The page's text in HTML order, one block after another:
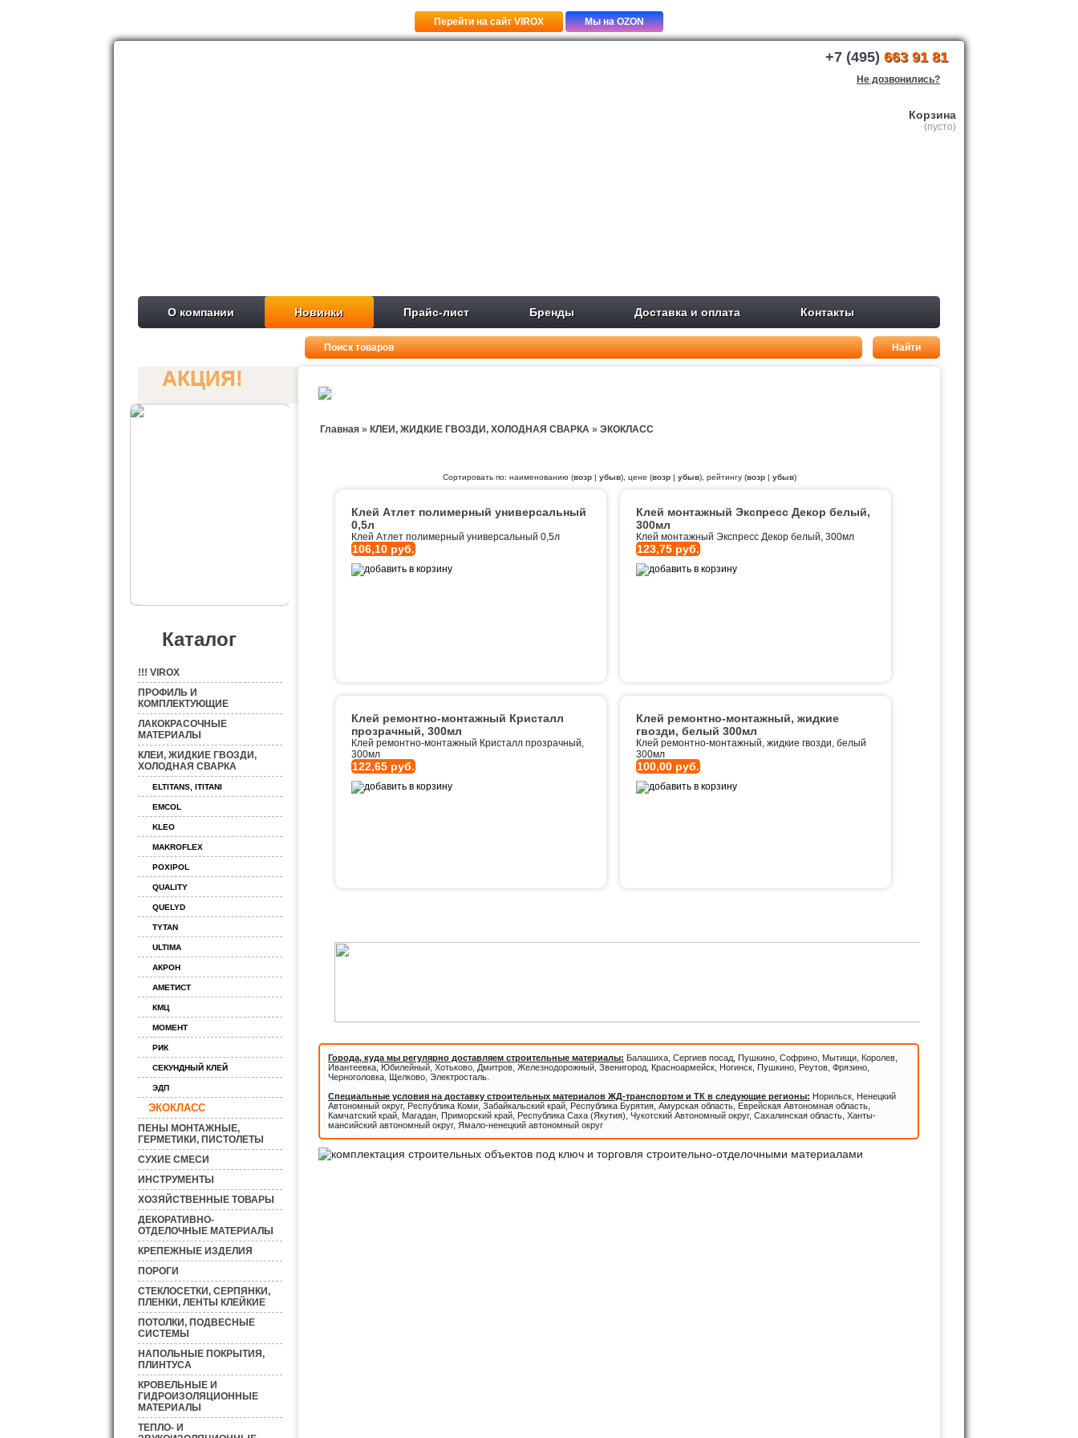
Перейти на сайт VIROX Мы на OZON
+7 (495) 663 91 81
Не дозвонились?
Корзина
(пусто)
О компании Новинки Прайс-лист Бренды Доставка и оплата Контакты
АКЦИЯ!
Каталог
!!! VIROX
ПРОФИЛЬ И
КОМПЛЕКТУЮЩИЕ
ЛАКОКРАСОЧНЫЕ
МАТЕРИАЛЫ
КЛЕИ, ЖИДКИЕ ГВОЗДИ,
ХОЛОДНАЯ СВАРКА
ELTITANS, ITITANI
EMCOL
KLEO
MAKROFLEX
POXIPOL
QUALITY
QUELYD
TYTAN
ULTIMA
АКРОН
АМЕТИСТ
КМЦ
МОМЕНТ
РИК
СЕКУНДНЫЙ КЛЕЙ
ЭДП
ЭКОКЛАСС
ПЕНЫ МОНТАЖНЫЕ,
ГЕРМЕТИКИ, ПИСТОЛЕТЫ
СУХИЕ СМЕСИ
ИНСТРУМЕНТЫ
ХОЗЯЙСТВЕННЫЕ ТОВАРЫ
ДЕКОРАТИВНО-
ОТДЕЛОЧНЫЕ МАТЕРИАЛЫ
КРЕПЕЖНЫЕ ИЗДЕЛИЯ
ПОРОГИ
СТЕКЛОСЕТКИ, СЕРПЯНКИ,
ПЛЕНКИ, ЛЕНТЫ КЛЕЙКИЕ
ПОТОЛКИ, ПОДВЕСНЫЕ
СИСТЕМЫ
НАПОЛЬНЫЕ ПОКРЫТИЯ,
ПЛИНТУСА
КРОВЕЛЬНЫЕ И
ГИДРОИЗОЛЯЦИОННЫЕ
МАТЕРИАЛЫ
ТЕПЛО- И
Главная » КЛЕИ, ЖИДКИЕ ГВОЗДИ, ХОЛОДНАЯ СВАРКА » ЭКОКЛАСС
Сортировать по: наименованию (возр| убыв), цене (возр| убыв), рейтингу (возр| убыв)
Клей Атлет полимерный универсальный
0,5л
Клей Атлет полимерный универсальный 0,5л
106,10 руб.
Клей монтажный Экспресс Декор белый,
300мл
Клей монтажный Экспресс Декор белый, 300мл
123,75 руб.
Клей ремонтно-монтажный Кристалл
прозрачный, 300мл
Клей ремонтно-монтажный Кристалл прозрачный,
300мл
122,65 руб.
Клей ремонтно-монтажный, жидкие
гвозди, белый 300мл
Клей ремонтно-монтажный, жидкие гвозди, белый
300мл
100,00 руб.
Города, куда мы регулярно доставляем строительные материалы: Балашиха, Сергиев посад, Пушкино, Софрино, Мытищи, Королев,
Ивантеевка, Юбилейный, Хотьково, Дмитров, Железнодорожный, Звенигород, Красноармейск, Ногинск, Пушкино, Реутов, Фрязино,
Черноголовка, Щелково, Электросталь.
Специальные условия на доставку строительных материалов ЖД-транспортом и ТК в следующие регионы: Норильск, Ненецкий
Автономный округ, Республика Коми, Забайкальский край, Республика Бурятия, Амурская область, Еврейская Автономная область,
Камчатский край, Магадан, Приморский край, Республика Саха (Якутия), Чукотский Автономный округ, Сахалинская область, Ханты-
мансийский автономный округ, Ямало-ненецкий автономный округ